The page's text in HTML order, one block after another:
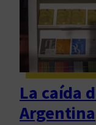
La caída
Argentina